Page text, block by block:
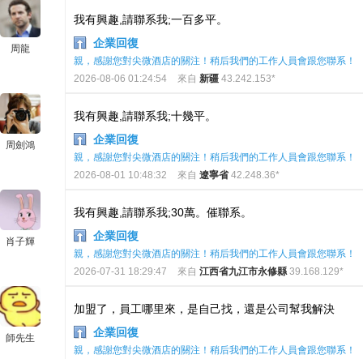
周龍
我有興趣,請聯系我;一百多平。
企業回復
親，感謝您對尖微酒店的關注！稍后我們的工作人員會跟您聯系！
2026-08-06 01:24:54
來自 新疆 43.242.153*
周劍鴻
我有興趣,請聯系我;十幾平。
企業回復
親，感謝您對尖微酒店的關注！稍后我們的工作人員會跟您聯系！
2026-08-01 10:48:32
來自 遼寧省42.248.36*
肖子輝
我有興趣,請聯系我;30萬。催聯系。
企業回復
親，感謝您對尖微酒店的關注！稍后我們的工作人員會跟您聯系！
2026-07-31 18:29:47
來自 江西省九江市永修縣39.168.129*
師先生
加盟了，員工哪里來，是自己找，還是公司幫我解決
企業回復
親，感謝您對尖微酒店的關注！稍后我們的工作人員會跟您聯系！